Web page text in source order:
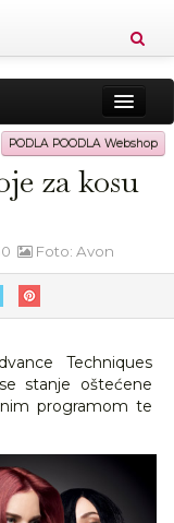
Vitkost
Recepti
PODLA POODLA Webshop
za kosu
Foto: Avon
Techniques
stanje oštećene
programom te